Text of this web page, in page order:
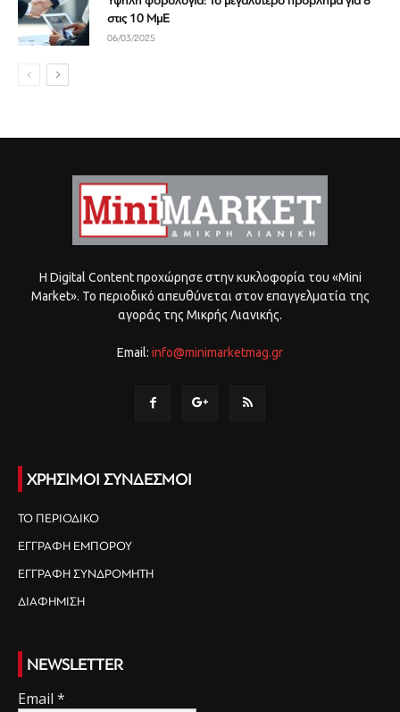
στις 10 ΜμΕ
06/03/2025
Η Digital Content προχώρησε στην κυκλοφορία του «Mini
Market». Το περιοδικό απευθύνεται στον επαγγελματία της
αγοράς της Μικρής Λιανικής.
Email: info@minimarketmag.gr
ΧΡΗΣΙΜΟΙ ΣΥΝΔΕΣΜΟΙ
ΤΟ ΠΕΡΙΟΔΙΚΟ
ΕΓΓΡΑΦΗ ΕΜΠΟΡΟΥ
ΕΓΓΡΑΦΗ ΣΥΝΔΡΟΜΗΤΗ
ΔΙΑΦΗΜΙΣΗ
NEWSLETTER
Email *